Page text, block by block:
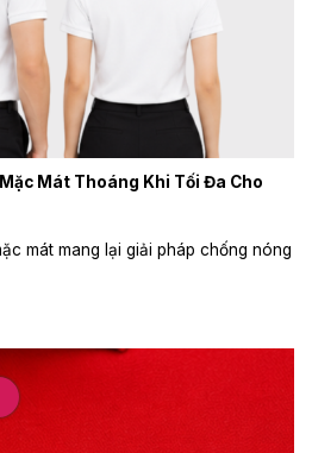
Mát Thoáng Khi Tối Đa Cho
mát mang lại giải pháp chống nóng